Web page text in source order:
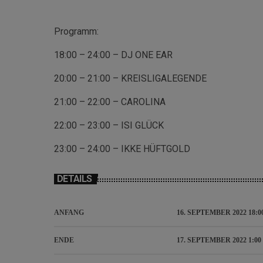
Programm:
18:00 – 24:00 – DJ ONE EAR
20:00 – 21:00 – KREISLIGALEGENDE
21:00 – 22:00 – CAROLINA
22:00 – 23:00 – ISI GLÜCK
23:00 – 24:00 – IKKE HÜFTGOLD
DETAILS
ANFANG 16. SEPTEMBER 2022
ENDE 17. SEPTEMBER 2022 1:00